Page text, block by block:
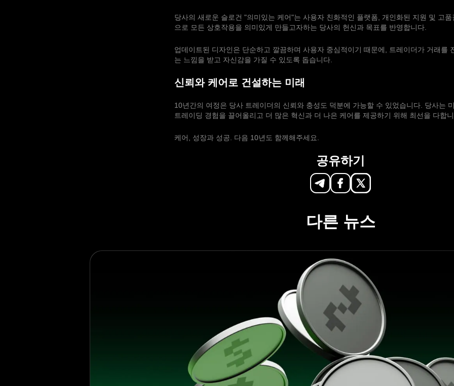
당사의 새로운 슬로건 "의미있는 케어"는 사용자 친화적인 플랫폼, 개인화된 지원 및 고
으로 모든 상호작용을 의미있게 만들고자하는 당사의 헌신과 목표를 반영합니다.
업데이트된 디자인은 단순하고 깔끔하며 사용자 중심적이기 때문에, 트레이더가 거래를
는 느낌을 받고 자신감을 가질 수 있도록 돕습니다.
신뢰와 케어로 건설하는 미래
10년간의 여정은 당사 트레이더의 신뢰와 충성도 덕분에 가능할 수 있었습니다. 당사는
트레이딩 경험을 끌어올리고 더 많은 혁신과 더 나은 케어를 제공하기 위해 최선을 다합
케어, 성장과 성공. 다음 10년도 함께해주세요.
공유하기
다른 뉴스